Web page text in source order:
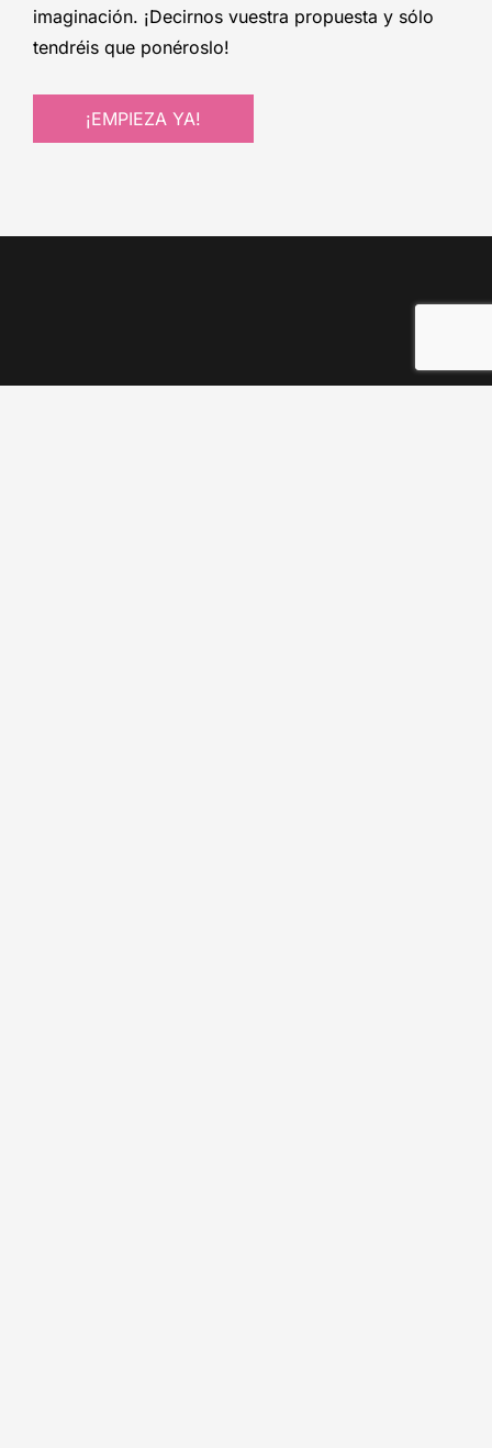
imaginación. ¡Decirnos vuestra propuesta y sólo
tendréis que ponéroslo!
¡EMPIEZA YA!